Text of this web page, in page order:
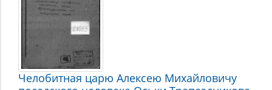
Челобитная царю Алексею Михайловичу